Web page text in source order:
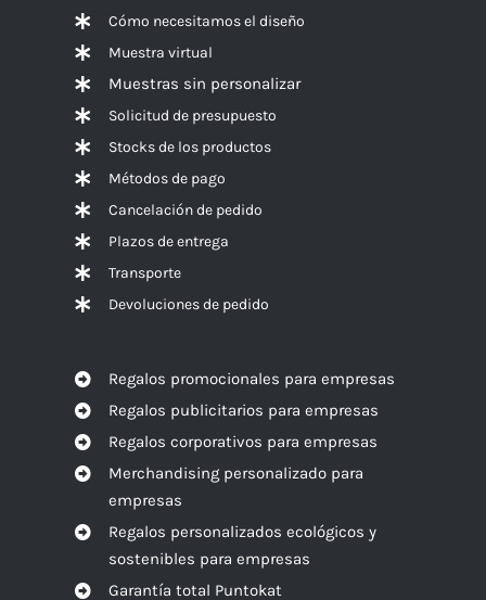
Cómo necesitamos el diseño
Muestra virtual
Muestras sin personalizar
Solicitud de presupuesto
Stocks de los productos
Métodos de pago
Cancelación de pedido
Plazos de entrega
Transporte
Devoluciones de pedido
Regalos promocionales para empresas
Regalos publicitarios para empresas
Regalos corporativos para empresas
Merchandising personalizado para
empresas
Regalos personalizados ecológicos y
sostenibles para empresas
Garantía total Puntokat